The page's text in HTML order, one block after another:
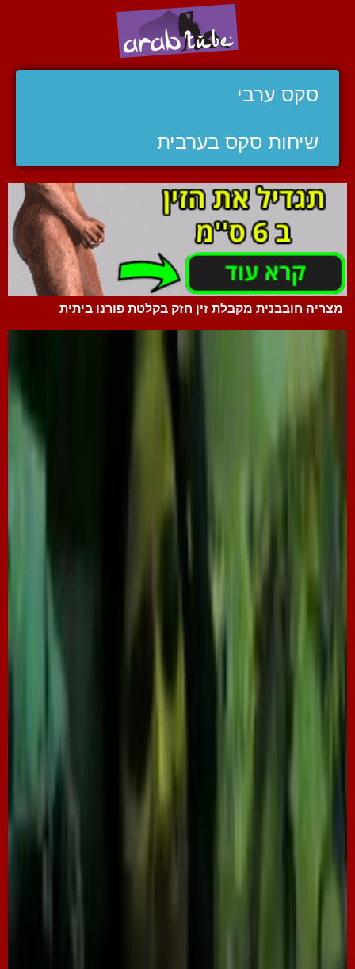
סקס ערבי
שיחות סקס בערבית
מצריה חובבנית מקבלת זין חזק בקלטת פורנו ביתית